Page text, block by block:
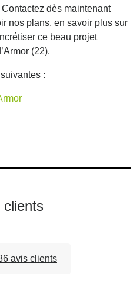
dès maintenant
nos plans, en savoir plus sur
ce beau projet
(22).
:
clients
avis clients